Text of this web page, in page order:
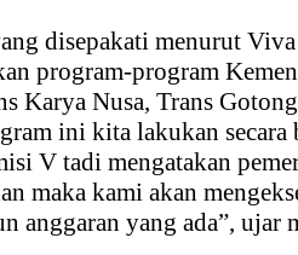
disepakati menurut
program-program
Karya Nusa, Trans
ini kita lakukan secara
V tadi mengatakan
maka kami akan
anggaran yang ada”,